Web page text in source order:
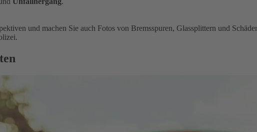
und machen Sie auch Fotos von Bremsspuren, Glassplittern und